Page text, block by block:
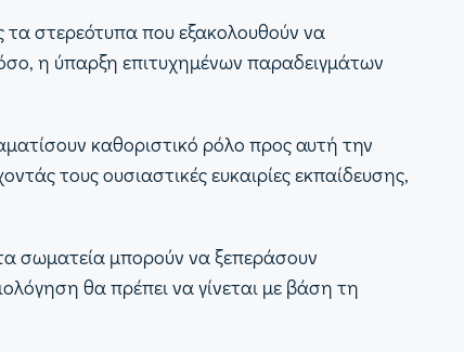
τα στερεότυπα που εξακολουθούν να
η ύπαρξη επιτυχημένων παραδειγμάτων
καθοριστικό ρόλο προς αυτή την
τους ουσιαστικές ευκαιρίες εκπαίδευσης,
τα σωματεία μπορούν να ξεπεράσουν
θα πρέπει να γίνεται με βάση τη